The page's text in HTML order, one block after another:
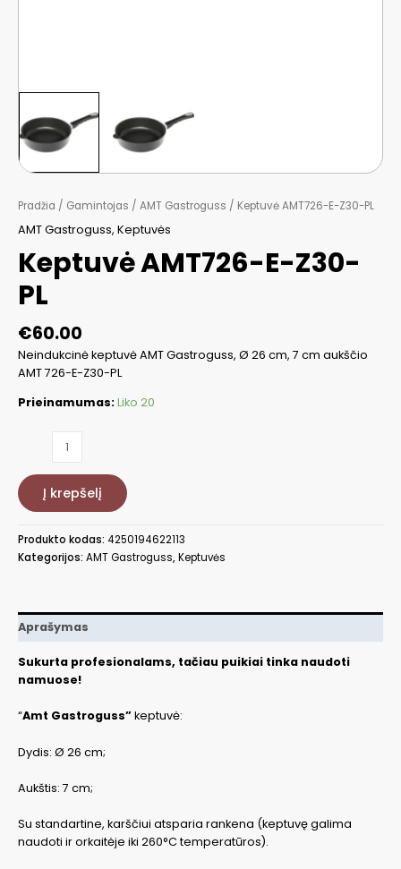
Pradžia / Gamintojas / AMT Gastroguss / Keptuvė AMT726-E-Z30-PL
AMT Gastroguss, Keptuvės
Keptuvė AMT726-E-Z30-
PL
€60.00
Neindukcinė keptuvė AMT Gastroguss, Ø 26 cm, 7 cm aukščio
AMT 726-E-Z30-PL
Prieinamumas:Liko 20
Keptuvė
AMT726-
E-
PL
Į krepšelį
Produkto kodas: 4250194622113
Kategorijos: AMT Gastroguss,Keptuvės
Aprašymas
Sukurta profesionalams, tačiau puikiai tinka naudoti
namuose!
“Amt Gastroguss”keptuvė:
Dydis: Ø 26 cm;
Aukštis: 7 cm;
Su standartine, karščiui atsparia rankena (keptuvę galima
naudoti ir orkaitėje iki 260°C temperatūros).